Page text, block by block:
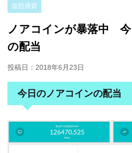
仮想通貨
ノアコインが暴落中
の配当
投稿日： 2018年6月23日
今日のノアコインの配当